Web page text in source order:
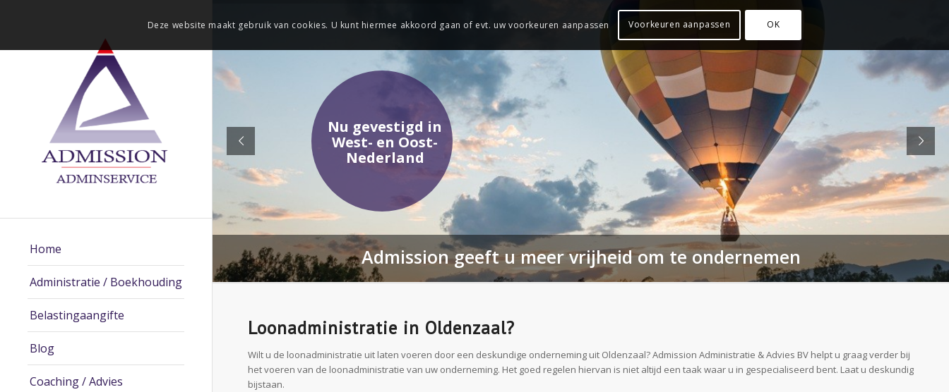
Home
Administratie / Boekhouding
Belastingaangifte
Blog
Coaching / Advies
Admission geeft u meer vrijheid om te ondernemen
Nu gevestigd in
West- en Oost-
Nederland
Loonadministratie in Oldenzaal?
Wilt u de loonadministratie uit laten voeren door een deskundige onderneming uit Oldenzaal? Admission Administratie & Advies BV helpt u graag verder bij
het voeren van de loonadministratie van uw onderneming. Het goed regelen hiervan is niet altijd een taak waar u in gespecialiseerd bent. Laat u deskundig
bijstaan.
Deze website maakt gebruik van cookies. U kunt hiermee akkoord gaan of evt. uw voorkeuren aanpassen Voorkeuren aanpassen OK